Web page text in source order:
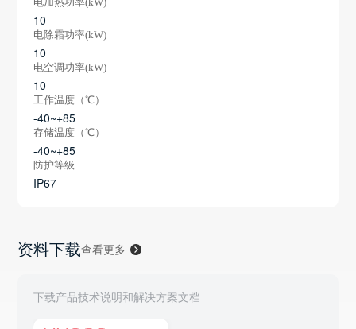
10
电除霜功率(kW)
10
电空调功率(kW)
10
工作温度（℃）
-40~+85
存储温度（℃）
-40~+85
防护等级
IP67
资料下载查看更多
下载产品技术说明和解决方案文档